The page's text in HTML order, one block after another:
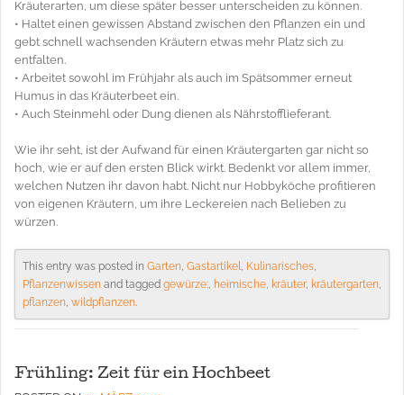
Kräuterarten, um diese später besser unterscheiden zu können.
• Haltet einen gewissen Abstand zwischen den Pflanzen ein und
gebt schnell wachsenden Kräutern etwas mehr Platz sich zu
entfalten.
• Arbeitet sowohl im Frühjahr als auch im Spätsommer erneut
Humus in das Kräuterbeet ein.
• Auch Steinmehl oder Dung dienen als Nährstofflieferant.
Wie ihr seht, ist der Aufwand für einen Kräutergarten gar nicht so
hoch, wie er auf den ersten Blick wirkt. Bedenkt vor allem immer,
welchen Nutzen ihr davon habt. Nicht nur Hobbyköche profitieren
von eigenen Kräutern, um ihre Leckereien nach Belieben zu
würzen.
This entry was posted in Garten, Gastartikel, Kulinarisches,
Pflanzenwissen and tagged gewürze;, heimische, kräuter, kräutergarten,
pflanzen, wildpflanzen.
Frühling: Zeit für ein Hochbeet